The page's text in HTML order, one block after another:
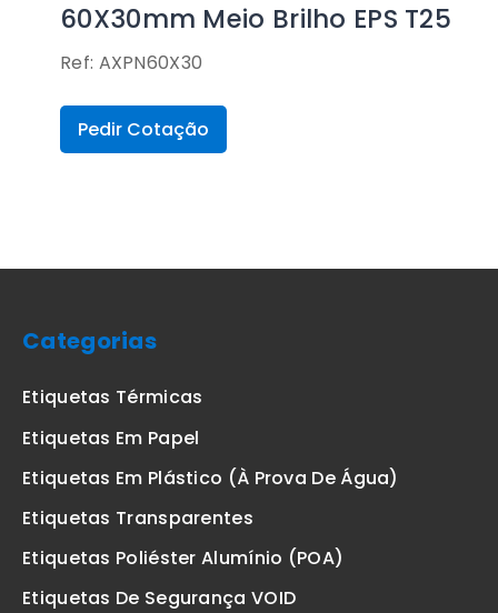
60X30mm Meio Brilho EPS T25
Ref: AXPN60X30
Pedir Cotação
Categorias
Etiquetas Térmicas
Etiquetas Em Papel
Etiquetas Em Plástico (à Prova De Água)
Etiquetas Transparentes
Etiquetas Poliéster Alumínio (POA)
Etiquetas De Segurança VOID